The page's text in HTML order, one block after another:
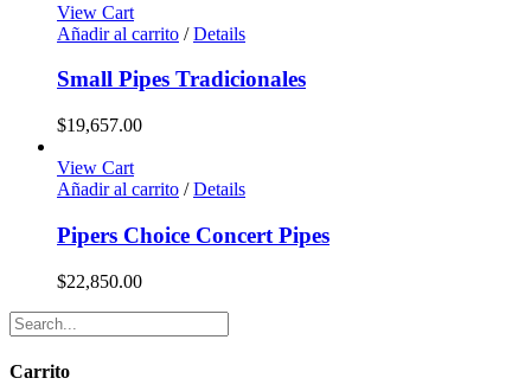
View Cart
Añadir al carrito / Details
Small Pipes Tradicionales
$19,657.00
View Cart
Añadir al carrito / Details
Pipers Choice Concert Pipes
$22,850.00
Carrito